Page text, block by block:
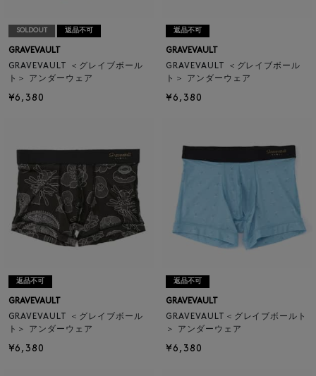
SOLDOUT 返品不可
GRAVEVAULT
GRAVEVAULT ＜グレイブボール
ト＞ アンダーウェア
¥6,380
返品不可
GRAVEVAULT
GRAVEVAULT ＜グレイブボール
ト＞ アンダーウェア
¥6,380
返品不可
GRAVEVAULT
GRAVEVAULT ＜グレイブボール
ト＞ アンダーウェア
¥6,380
返品不可
GRAVEVAULT
GRAVEVAULT＜グレイブボールト
＞ アンダーウェア
¥6,380